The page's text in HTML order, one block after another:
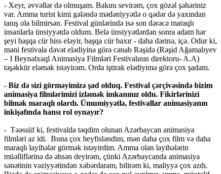
- Xeyr, əvvəllər də olmuşam. Bakını sevirəm, çox gözəl şəhəriniz
var. Amma turist kimi gələndə mədəniyyətlə o qədər də yaxından
tanış ola bilmirsən. Festival günlərində isə son dərəcə maraqlı
insanlarla ünsiyyətdə oldum. Belə ünsiyyətlərdən sonra adam hər
şeyi başqa cür hiss eləyir, başqa cür baxır - daha dərinə, içə. Odur ki,
məni festivala dəvət elədiyinə görə cənab Rəşidə (Rəşid Ağamalıyev
– I Beynəlxaql Animasiya Filmləri Festivalının direktoru- A.A)
təşəkkür eləmək istəyirəm. Orda iştirak elədiyimə görə çox şadam.
- Biz də sizi görməyimizə şad olduq. Festival çərçivəsində bizim
animasiya filmlərimizi izləmək imkanınız oldu. Fikirlərinizi
bilmək maraqlı olardı. Ümumiyyətlə, festivallar animasiyanın
inkişafında hansı rol oynayır?
- Təəssüf ki, festivalda təqdim olunan Azərbaycan animasiya
filmləri az idi. Buna çox heyfisləndim, mən daha çox film və daha
maraqlı layihələr görmək istəyirdim. Amma olan layihələrin
müəlliflərinə də əhsən deyirəm, çünki Azərbaycanda animasiya
sənətinin vəziyyətindən xəbərdaram, bilirəm ki, maliyyə çox azdı.